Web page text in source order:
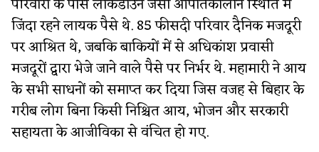
जिंदा रहने लायक पैसे थे. 85 फीसदी परिवार दैनिक मजदूरी
पर आश्रित थे, जबकि बाकियों में से अधिकांश प्रवासी
मजदूरों द्वारा भेजे जाने वाले पैसे पर निर्भर थे. महामारी ने आय
के सभी साधनों को समाप्त कर दिया जिस वजह से बिहार के
गरीब लोग बिना किसी निश्चित आय, भोजन और सरकारी
सहायता के आजीविका से वंचित हो गए.